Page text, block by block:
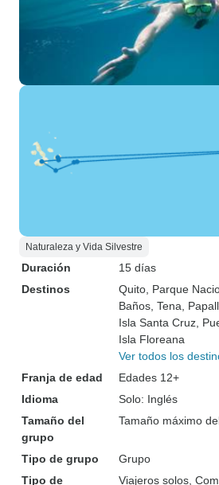
Naturaleza y Vida Silvestre
Duración
15 días
Destinos
Quito , Parque
Baños , Tena ,
Isla Santa Cruz ,
Isla Floreana
Ver todos los
Franja de edad
Edades 12+
Idioma
Solo: Inglés
Tamaño del
grupo
Tamaño máximo
Tipo de grupo
Grupo
Tipo de
Viajeros solos,